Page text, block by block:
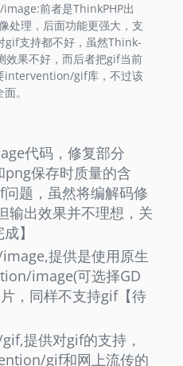
前者是ThinkPHP出
处理，后面功能更强大，支
gif支持都不好，虽然Think-
果不好，而后者把gif当前
intervention/gif库，不过该
。
代码，修复部分
保存时质量的含
题，虽然将编解码修
输出效果并不理想，关
】
提供是使用原生
image(可选择GD
，同样不支持gif【待
提供对gif的支持，
gif和网上流传的